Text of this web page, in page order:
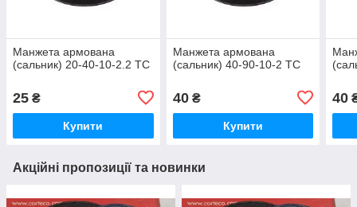
Манжета армована
(сальник) 20-40-10-2.2 TC
25 ₴
Купити
Манжета армована
(сальник) 40-90-10-2 TC
40₴
Купити
40
Акційні пропозиції та новинки